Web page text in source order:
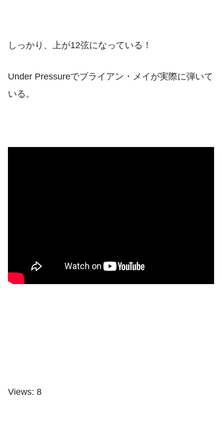
しっかり、上が12弦になっている！
Under Pressureでブライアン・メイが実際に弾いて
いる。
Views: 8